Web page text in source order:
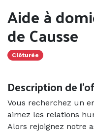
Aide à
de Causse
Clôturée
Description de
Vous recherchez un
aimez les relations
Alors rejoignez notre